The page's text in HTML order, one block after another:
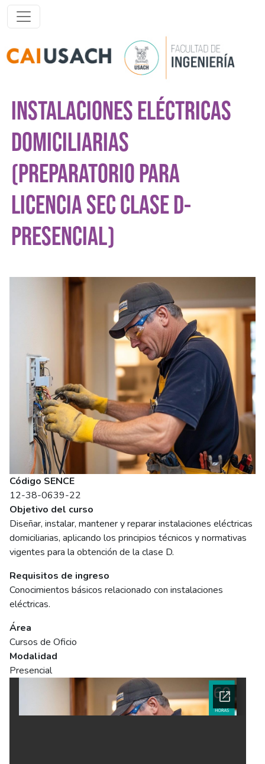
Pasar al contenido principal
INSTALACIONES ELÉCTRICAS
DOMICILIARIAS
(PREPARATORIO PARA
LICENCIA SEC CLASE D-
PRESENCIAL)
Imagen del curso
Código SENCE
12-38-0639-22
Objetivo del curso
Diseñar, instalar, mantener y reparar instalaciones eléctricas
domiciliarias, aplicando los principios técnicos y normativas
vigentes para la obtención de la clase D.
Requisitos de ingreso
Conocimientos básicos relacionado con instalaciones
eléctricas.
Área
Cursos de Oficio
Modalidad
Presencial
Ficha del curso